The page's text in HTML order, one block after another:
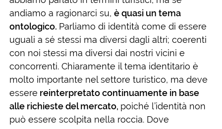
andiamo a ragionarci su, è quasi un tema
ontologico. Parliamo di identità come di essere
uguali a sé stessi ma diversi dagli altri; coerenti
con noi stessi ma diversi dai nostri vicini e
concorrenti. Chiaramente il tema identitario è
molto importante nel settore turistico, ma deve
essere reinterpretato continuamente in base
alle richieste del mercato, poiché l’identità non
può essere scolpita nella roccia. Dove